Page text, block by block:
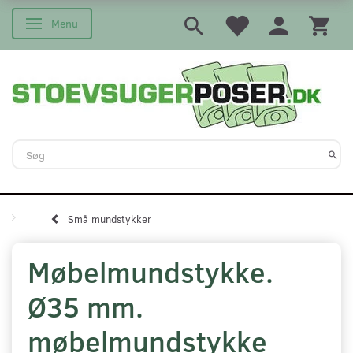
Skifte navigation
Menu
Små mundstykker
Møbelmundstykke.
Ø35 mm.
møbelmundstykke